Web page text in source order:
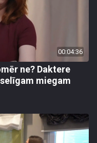
00:04:36
ne? Daktere
miegam